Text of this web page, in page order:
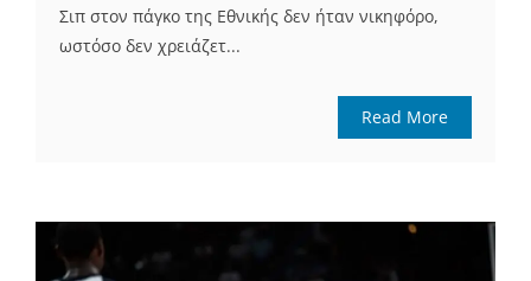
Σιπ στον πάγκο της Εθνικής δεν ήταν νικηφόρο,
ωστόσο δεν χρειάζετ...
Read More